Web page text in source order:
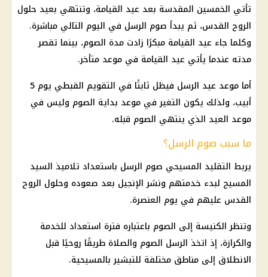
تأتي الخمسين المقدسة بعد عيد القيامة، وتنتهي بعيد حلول
الروح القدس، ثم يبدأ صوم الرسل في اليوم التالي مباشرة.
وكلما جاء عيد القيامة مبكرًا زادت مدة الصوم، بينما تقصر
مدته عندما يأتي عيد القيامة في موعد متأخر.
أما موعد عيد الرسل فيظل ثابتًا في التقويم القبطي يوم 5
أبيب، ولذلك يكون التغير في موعد بداية الصوم وليس في
موعد العيد الذي ينتهي الصوم قبله.
ما سبب صوم الرسل؟
يربط التقليد المسيحي صوم الرسل باستعداد تلاميذ السيد
المسيح لبدء خدمتهم ونشر الإنجيل بعد صعوده وحلول الروح
القدس عليهم في يوم العنصرة.
وتنظر الكنيسة إلى الصوم باعتباره فترة استعداد للخدمة
والكرازة، إذ اتخذ الرسل الصوم والصلاة طريقًا روحيًا قبل
الانطلاق إلى مناطق مختلفة للتبشير بالمسيحية.